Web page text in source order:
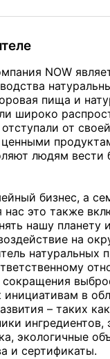
NOW
пища и
широко
от
ценными
людям вести
бизнес, а
нас это также
нашу планету
на
натуральных
инициативам в
– таких
ингредиентов,
экологичные
и сертификаты.